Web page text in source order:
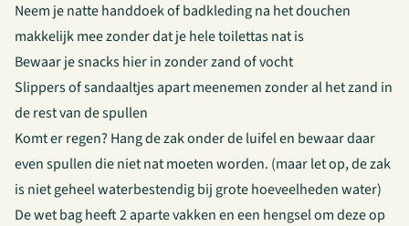
Neem je natte handdoek of badkleding na het douchen
makkelijk mee zonder dat je hele toilettas nat is
Bewaar je snacks hier in zonder zand of vocht
Slippers of sandaaltjes apart meenemen zonder al het zand in
de rest van de spullen
Komt er regen? Hang de zak onder de luifel en bewaar daar
even spullen die niet nat moeten worden. (maar let op, de zak
is niet geheel waterbestendig bij grote hoeveelheden water)
De wet bag heeft 2 aparte vakken en een hengsel om deze op